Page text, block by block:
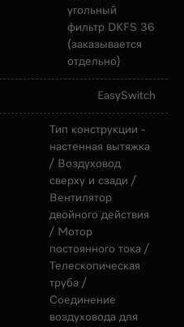
угольный
фильтр DKFS 36
(заказывается
отдельно)
EasySwitch
Тип конструкции -
настенная вытяжка
/ Воздуховод
сверху и сзади /
Вентилятор
двойного действия
/ Мотор
постоянного тока /
Телескопическая
труба /
Соединение
воздуховода для